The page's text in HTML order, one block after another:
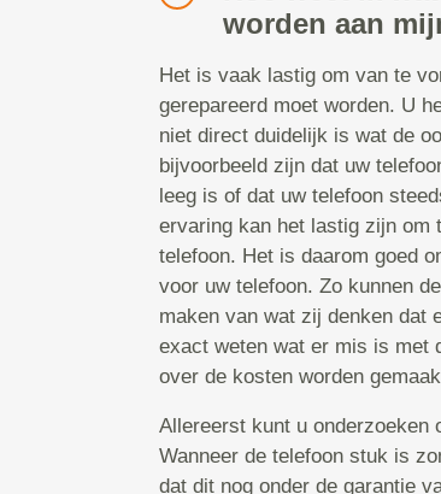
worden aan
Het is vaak lastig om van te
gerepareerd moet worden. U
niet direct duidelijk is wat de
bijvoorbeeld zijn dat uw
leeg is of dat uw telefoon
ervaring kan het lastig zijn om
telefoon. Het is daarom goed
voor uw telefoon. Zo kunnen
maken van wat zij denken dat
exact weten wat er mis is met
over de kosten worden
Allereerst kunt u onderzoeken
Wanneer de telefoon stuk is
dat dit nog onder de garantie